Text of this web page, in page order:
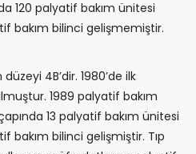
120 palyatif bakım ünitesi
bakım bilinci gelişmemiştir.
4B’dir. 1980’de ilk
1989 palyatif bakım
13 palyatif bakım ünitesi
bakım bilinci gelişmiştir. Tıp